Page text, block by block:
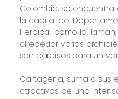
Colombia, se
la capital del
Heroica’, como la
alrededor varios
son paraísos para un
Cartagena, suma a sus
atractivos de una